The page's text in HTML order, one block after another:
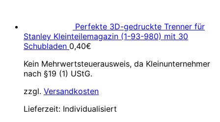
Perfekte 3D-gedruckte Trenner für
Stanley Kleinteilemagazin (1-93-980) mit 30
Schubladen 0,40€
Kein Mehrwertsteuerausweis, da Kleinunternehmer
nach §19 (1) UStG.
zzgl. Versandkosten
Lieferzeit: Individualisiert